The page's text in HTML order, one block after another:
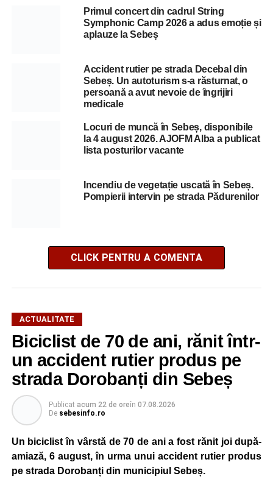
Primul concert din cadrul String
Symphonic Camp 2026 a adus emoție și
aplauze la Sebeș
Accident rutier pe strada Decebal din
Sebeș. Un autoturism s-a răsturnat, o
persoană a avut nevoie de îngrijiri
medicale
Locuri de muncă în Sebeș, disponibile
la 4 august 2026. AJOFM Alba a publicat
lista posturilor vacante
Incendiu de vegetație uscată în Sebeș.
Pompierii intervin pe strada Pădurenilor
CLICK PENTRU A COMENTA
ACTUALITATE
Biciclist de 70 de ani, rănit într-
un accident rutier produs pe
strada Dorobanți din Sebeș
Publicat acum 22 de oreîn 07.08.2026
De sebesinfo.ro
Un biciclist în vârstă de 70 de ani a fost rănit joi după-
amiază, 6 august, în urma unui accident rutier produs
pe strada Dorobanți din municipiul Sebeș.